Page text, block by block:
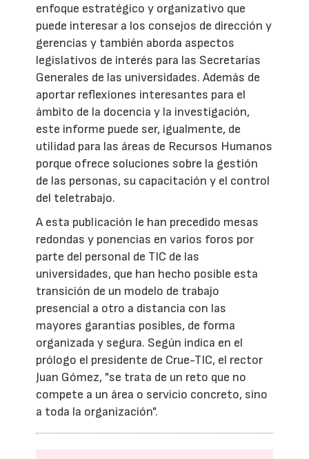
enfoque estratégico y organizativo que
puede interesar a los consejos de dirección y
gerencias y también aborda aspectos
legislativos de interés para las Secretarías
Generales de las universidades. Además de
aportar reflexiones interesantes para el
ámbito de la docencia y la investigación,
este informe puede ser, igualmente, de
utilidad para las áreas de Recursos Humanos
porque ofrece soluciones sobre la gestión
de las personas, su capacitación y el control
del teletrabajo.
A esta publicación le han precedido mesas
redondas y ponencias en varios foros por
parte del personal de TIC de las
universidades, que han hecho posible esta
transición de un modelo de trabajo
presencial a otro a distancia con las
mayores garantías posibles, de forma
organizada y segura. Según indica en el
prólogo el presidente de Crue-TIC, el rector
Juan Gómez, "se trata de un reto que no
compete a un área o servicio concreto, sino
a toda la organización".